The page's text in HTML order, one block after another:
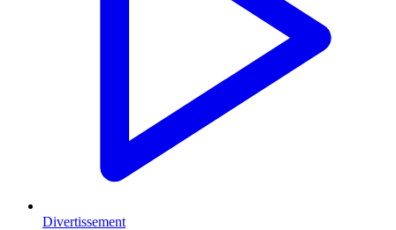
Divertissement